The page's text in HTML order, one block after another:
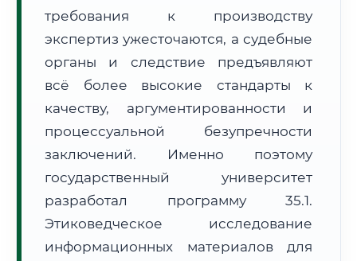
Формат учебы:
Дистанционно
🗺️ Зона обслуживания: г. Рязань
Расчет логистики оригиналов:
• Маршрут транзита:
• Экспресс-доставка СДЭК / Почтой: 4–6 рабочих дней
📜 Документы и аккредитация ФИС ФРДО
требования к производству
экспертиз ужесточаются, а судебные
органы и следствие предъявляют
всё более высокие стандарты к
качеству, аргументированности и
процессуальной безупречности
заключений. Именно поэтому
государственный университет
разработал программу 35.1.
Этиковедческое исследование
информационных материалов для